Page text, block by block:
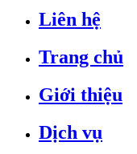
Liên hệ
Trang chủ
Giới thiệu
Dịch vụ